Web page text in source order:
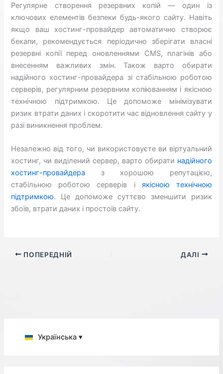
Регулярне створення резервних копій — один із
ключових елементів безпеки будь-якого сайту. Навіть
якщо ваш хостинг-провайдер автоматично створює
бекапи, рекомендується періодично зберігати власні
резервні копії перед оновленнями CMS, плагінів або
внесенням важливих змін. Також варто обирати
надійного хостинг-провайдера зі стабільною роботою
серверів, регулярним резервним копіюванням і якісною
технічною підтримкою. Це допоможе мінімізувати
ризик втрати даних і скоротити час відновлення сайту у
разі виникнення проблем.
Незалежно від того, чи використовуєте ви віртуальний
хостинг, чи виділений сервер, варто обирати надійного
хостинг-провайдера з хорошою репутацією,
стабільною роботою серверів і якісною технічною
підтримкою. Це допоможе суттєво зменшити ризик
збоїв, втрати даних і простоїв сайту.
ПОПЕРЕДНІЙ ДАЛІ
Українська ▾